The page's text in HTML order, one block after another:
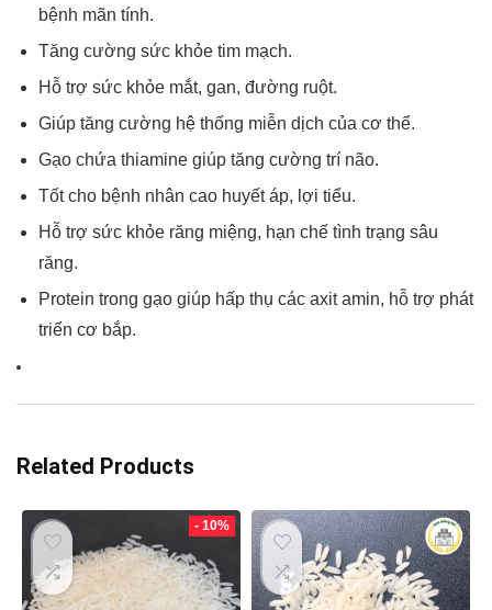
bệnh mãn tính.
Tăng cường sức khỏe tim mạch.
Hỗ trợ sức khỏe mắt, gan, đường ruột.
Giúp tăng cường hệ thống miễn dịch của cơ thể.
Gạo chứa thiamine giúp tăng cường trí não.
Tốt cho bệnh nhân cao huyết áp, lợi tiểu.
Hỗ trợ sức khỏe răng miệng, hạn chế tình trạng sâu
răng.
Protein trong gạo giúp hấp thụ các axit amin, hỗ trợ phát
triển cơ bắp.
Related Products
- 10%